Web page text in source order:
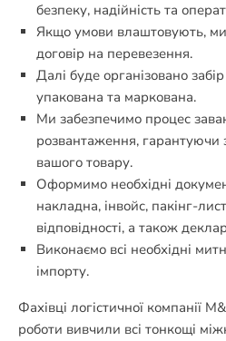
безпеку, надійність та
Якщо умови влаштовують, ми
договір на перевезення.
Далі буде організовано
упакована та маркована.
Ми забезпечимо процес
розвантаження, гарантуючи
вашого товару.
Оформимо необхідні
накладна, інвойс, пакінг-
відповідності, а також
Виконаємо всі необхідні
імпорту.
Фахівці логістичної компанії
роботи вивчили всі тонкощі